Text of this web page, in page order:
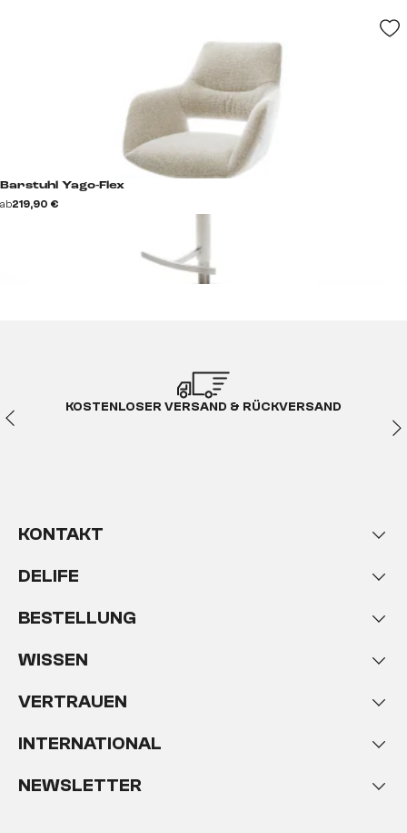
Barstuhl Yago-Flex
ab219,90 €
KOSTENLOSER VERSAND & RÜCKVERSAND
KONTAKT
DELIFE
BESTELLUNG
WISSEN
VERTRAUEN
INTERNATIONAL
NEWSLETTER